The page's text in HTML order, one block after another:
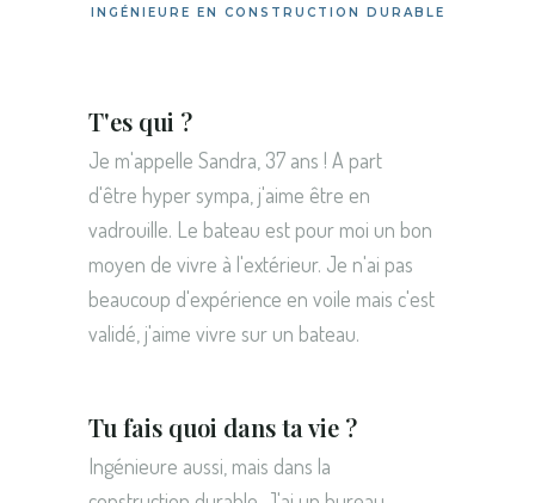
INGÉNIEURE EN CONSTRUCTION DURABLE
T'es qui ?
Je m'appelle Sandra, 37 ans ! A part
d'être hyper sympa, j'aime être en
vadrouille. Le bateau est pour moi un bon
moyen de vivre à l'extérieur. Je n'ai pas
beaucoup d'expérience en voile mais c'est
validé, j'aime vivre sur un bateau.
Tu fais quoi dans ta vie ?
Ingénieure aussi, mais dans la